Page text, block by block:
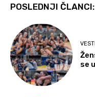
POSLEDNJI ČLANCI:
VESTI
se